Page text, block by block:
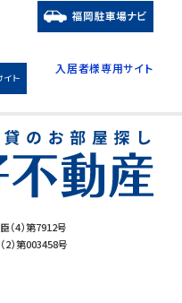
4）第7912号
）第003458号
入居者様専用サイト